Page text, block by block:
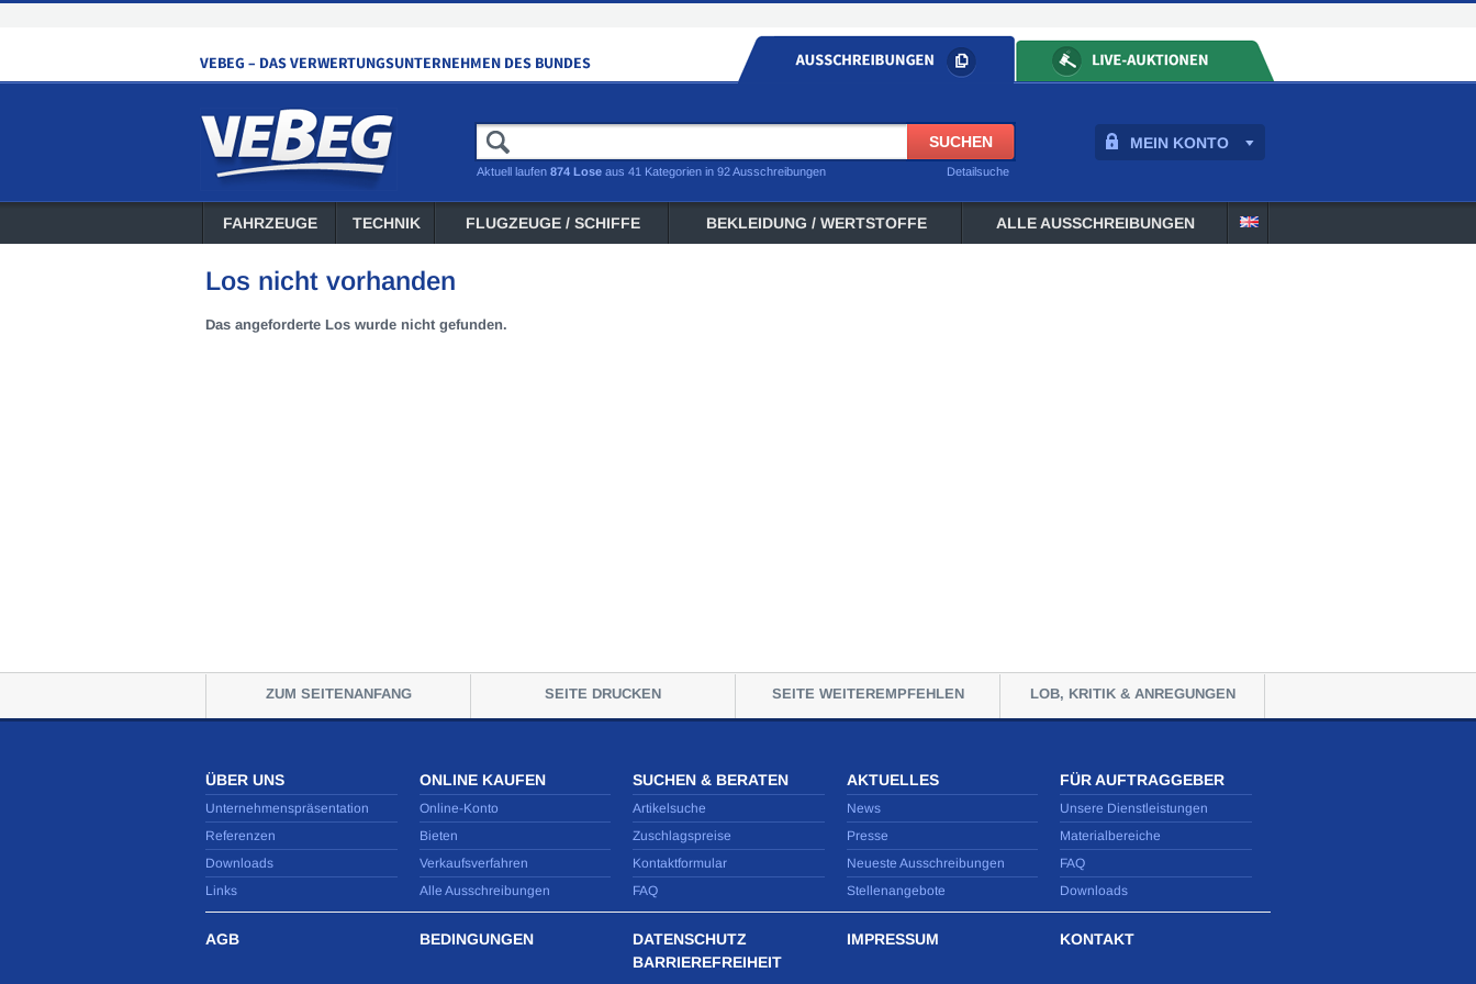
MEIN KONTO
Detailsuche
Aktuell laufen 874 Lose aus 41 Kategorien in 92 Ausschreibungen
FAHRZEUGE TECHNIK FLUGZEUGE / SCHIFFE BEKLEIDUNG / WERTSTOFFE ALLE AUSSCHREIBUNGEN
Los nicht vorhanden
Das angeforderte Los wurde nicht gefunden.
ZUM SEITENANFANG SEITE DRUCKEN SEITE WEITEREMPFEHLEN LOB, KRITIK & ANREGUNGEN
ÜBER UNS
Unternehmenspräsentation
Referenzen
Downloads
Links
ONLINE KAUFEN
Online-Konto
Bieten
Verkaufsverfahren
Alle Ausschreibungen
SUCHEN & BERATEN
Artikelsuche
Zuschlagspreise
Kontaktformular
FAQ
AKTUELLES
News
Presse
Neueste Ausschreibungen
Stellenangebote
FÜR AUFTRAGGEBER
Unsere Dienstleistungen
Materialbereiche
FAQ
Downloads
AGB BEDINGUNGEN
DATENSCHUTZ
BARRIEREFREIHEIT
IMPRESSUM KONTAKT